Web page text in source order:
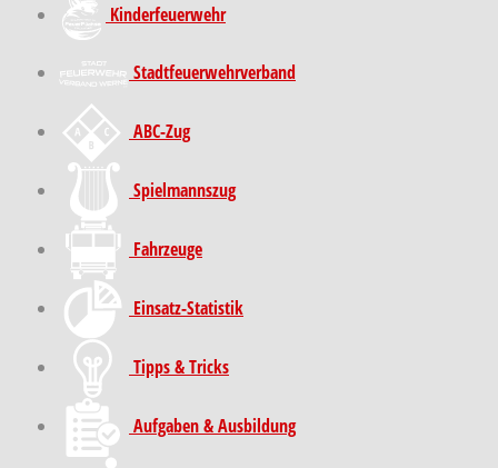
Kinder­feuer­wehr
Stadt­feuer­wehr­verband
ABC-Zug
Spielmannszug
Fahrzeuge
Einsatz-Statistik
Tipps & Tricks
Aufgaben & Ausbildung